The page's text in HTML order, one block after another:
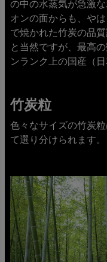
の中の水蒸気が急激
オンの面からも、や
で焼かれた竹炭の品
と当然ですが、最高
ンランク上の国産（
竹炭粒
色々なサイズの竹炭
て選り分けられます。